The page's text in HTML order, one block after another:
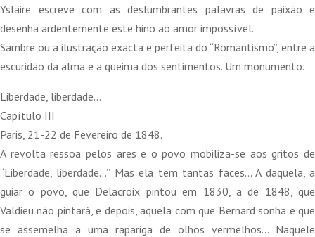
Yslaire escreve com as deslumbrantes palavras de paixão e
desenha ardentemente este hino ao amor impossível.
Sambre ou a ilustração exacta e perfeita do “Romantismo”, entre a
escuridão da alma e a queima dos sentimentos. Um monumento.
Liberdade, liberdade…
Capítulo III
Paris, 21-22 de Fevereiro de 1848.
A revolta ressoa pelos ares e o povo mobiliza-se aos gritos de
“Liberdade, liberdade…” Mas ela tem tantas faces… A daquela, a
guiar o povo, que Delacroix pintou em 1830, a de 1848, que
Valdieu não pintará, e depois, aquela com que Bernard sonha e que
se assemelha a uma rapariga de olhos vermelhos… Naquele